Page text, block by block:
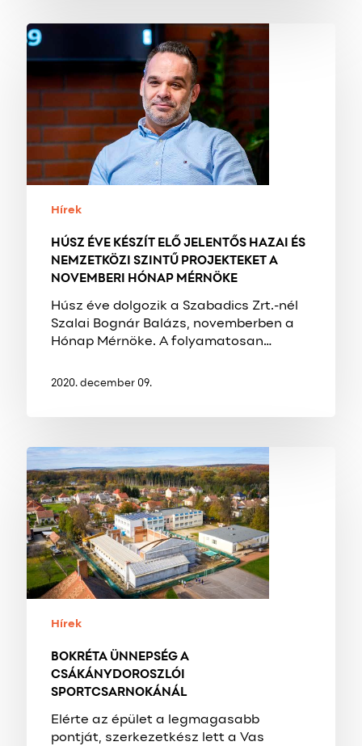
HÚSZ
ÉVE
ELŐ
NEMZETKÖZI
SZINTŰ
HÓNAP
MÉRNÖKE
Hírek
HÚSZ ÉVE KÉSZÍT ELŐ JELENTŐS HAZAI ÉS
NEMZETKÖZI SZINTŰ PROJEKTEKET A
NOVEMBERI HÓNAP MÉRNÖKE
Húsz éve dolgozik a Szabadics Zrt.-nél
Szalai Bognár Balázs, novemberben a
Hónap Mérnöke. A folyamatosan…
2020. december 09.
BOKRÉTA
ÜNNEPSÉG
A
CSÁKÁNYDOROSZLÓI
SPORTCSARNOKÁNÁL
Hírek
BOKRÉTA ÜNNEPSÉG A
CSÁKÁNYDOROSZLÓI
SPORTCSARNOKÁNÁL
Elérte az épület a legmagasabb
pontját, szerkezetkész lett a Vas